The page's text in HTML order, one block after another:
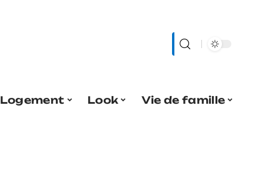
Logement Look
Vie de famille